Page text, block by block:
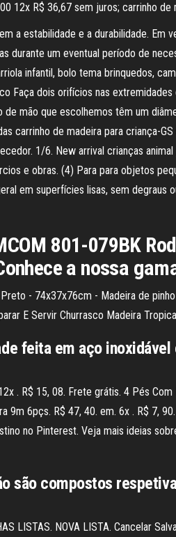
12x R$ 36,67 sem juros; carrinho
a estabilidade e a durabilidade. Em
durante um eventual período de
infantil, bolo tema brinquedos,
Faça dois orifícios nas
mão que escolhemos têm um
carrinho de madeira para criança-
1/6. New arrival crianças
e obras. (4) Para para objetos
em superfícies lisas, sem degraus
801-079BK
a nossa
- 74x37x76cm - Madeira de
E Servir Churrasco Madeira
feita em aço
. R$ 15, 08. Frete grátis. 4 Pés
6pçs. R$ 47, 40. em. 6x . R$ 7,
no Pinterest. Veja mais ideias
são compostos
LISTAS. NOVA LISTA. Cancelar